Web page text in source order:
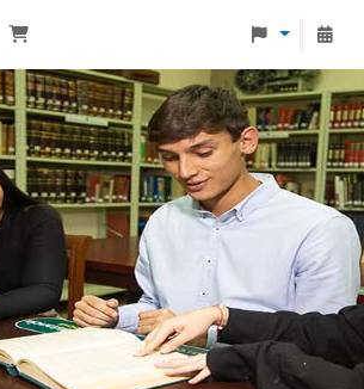
Monteávila